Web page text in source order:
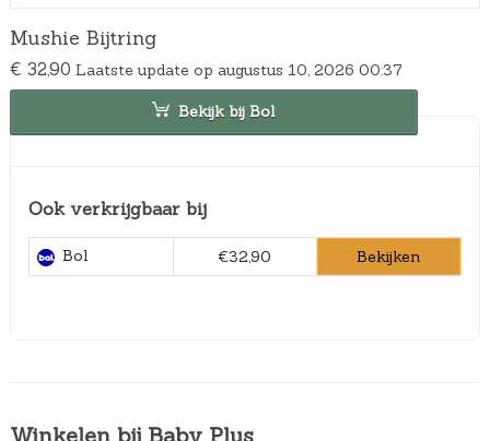
Mushie Bijtring
€ 32,90 Laatste update op augustus 10, 2026 00:37
Bekijk bij Bol
Ook verkrijgbaar bij
Bol €32,90 Bekijken
Winkelen bij Baby Plus